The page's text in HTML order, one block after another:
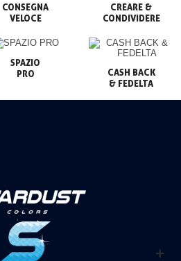
CONSEGNA
VELOCE
CREARE &
CONDIVIDERE
SPAZIO
PRO
CASH BACK
& FEDELTA